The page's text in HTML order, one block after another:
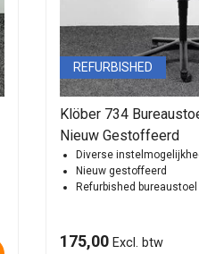
REFURBISHED
Klöber 734
Nieuw Gestoffeerd
Diverse
Nieuw gestoffeerd
Refurbished bureaustoel
175,00 Excl. btw